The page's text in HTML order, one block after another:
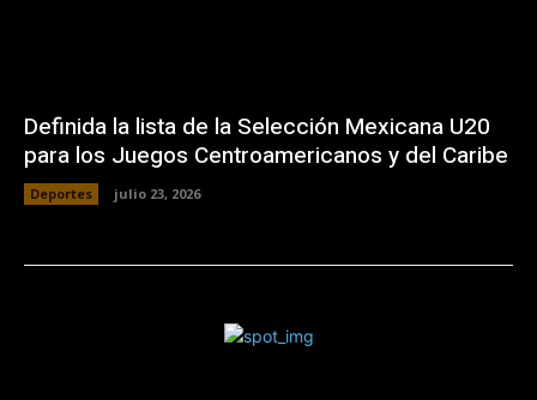
Definida la lista de la Selección Mexicana U20
para los Juegos Centroamericanos y del Caribe
Deportes julio 23, 2026